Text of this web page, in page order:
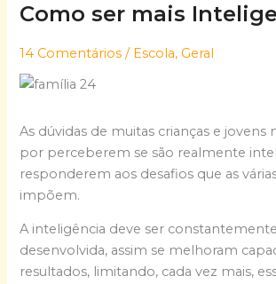
Como ser mais
14 Comentários / Escola, Geral
As dúvidas de muitas crianças e jovens
por perceberem se são realmente
responderem aos desafios que as
impõem.
A inteligência deve ser
desenvolvida, assim se melhoram
resultados, limitando, cada vez mais,